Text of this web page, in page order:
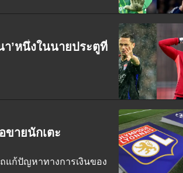
’หนึ่งในนายประตูที่
ายนักเตะ
แก้ปัญหาทางการเงินของ